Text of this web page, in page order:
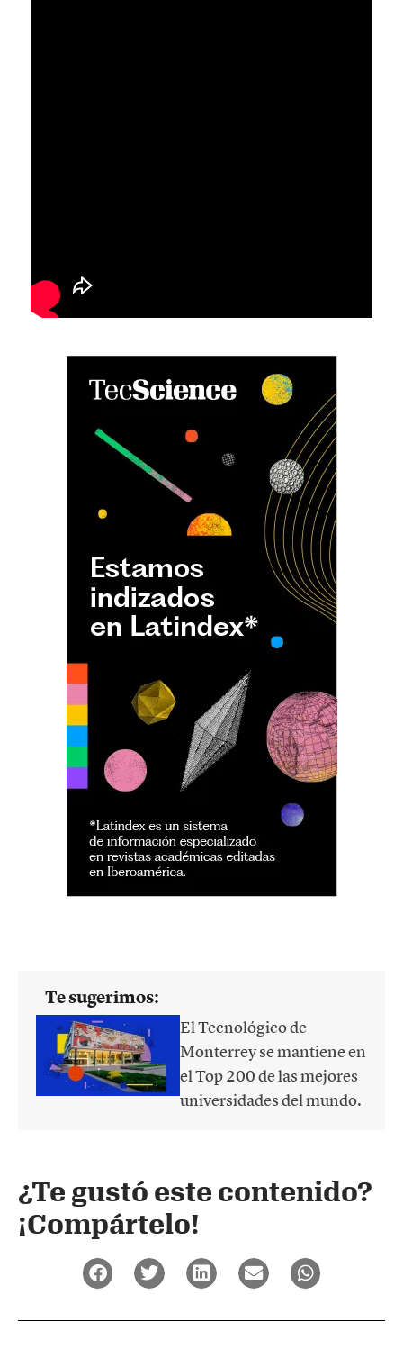
Te sugerimos:
El Tecnológico de
Monterrey se mantiene en
el Top 200 de las mejores
universidades del mundo.
¿Te gustó este contenido?
¡Compártelo!